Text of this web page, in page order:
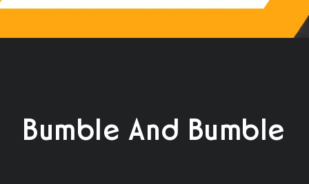
Bumble And Bumble